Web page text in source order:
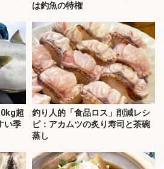
は釣魚の特権
超
い季
釣り人的「食品ロス」削減レシ
ピ：アカムツの炙り寿司と茶碗
蒸し